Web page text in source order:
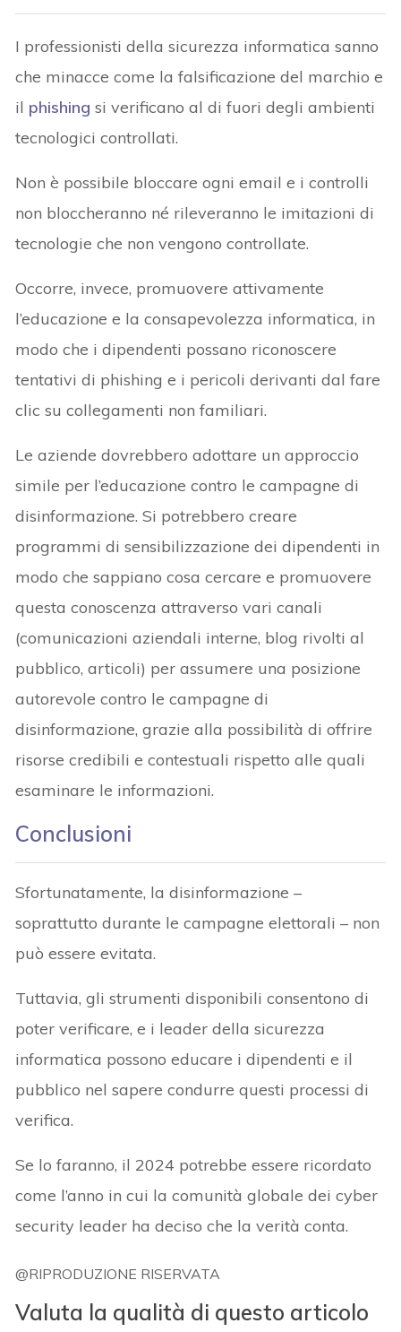
I professionisti della sicurezza informatica sanno
che minacce come la falsificazione del marchio e
il phishing si verificano al di fuori degli ambienti
tecnologici controllati.
Non è possibile bloccare ogni email e i controlli
non bloccheranno né rileveranno le imitazioni di
tecnologie che non vengono controllate.
Occorre, invece, promuovere attivamente
l’educazione e la consapevolezza informatica, in
modo che i dipendenti possano riconoscere
tentativi di phishing e i pericoli derivanti dal fare
clic su collegamenti non familiari.
Le aziende dovrebbero adottare un approccio
simile per l’educazione contro le campagne di
disinformazione. Si potrebbero creare
programmi di sensibilizzazione dei dipendenti in
modo che sappiano cosa cercare e promuovere
questa conoscenza attraverso vari canali
(comunicazioni aziendali interne, blog rivolti al
pubblico, articoli) per assumere una posizione
autorevole contro le campagne di
disinformazione, grazie alla possibilità di offrire
risorse credibili e contestuali rispetto alle quali
esaminare le informazioni.
Conclusioni
Sfortunatamente, la disinformazione –
soprattutto durante le campagne elettorali – non
può essere evitata.
Tuttavia, gli strumenti disponibili consentono di
poter verificare, e i leader della sicurezza
informatica possono educare i dipendenti e il
pubblico nel sapere condurre questi processi di
verifica.
Se lo faranno, il 2024 potrebbe essere ricordato
come l’anno in cui la comunità globale dei cyber
security leader ha deciso che la verità conta.
@RIPRODUZIONE RISERVATA
Valuta la qualità di questo articolo